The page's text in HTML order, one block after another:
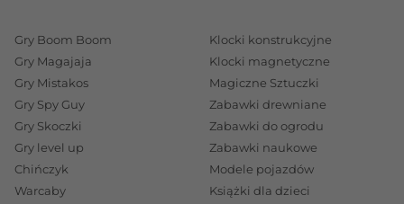
Gry Boom Boom
Gry Magajaja
Gry Mistakos
Gry Spy Guy
Gry Skoczki
Gry level up
Chińczyk
Warcaby
Klocki konstrukcyjne
Klocki magnetyczne
Magiczne Sztuczki
Zabawki drewniane
Zabawki do ogrodu
Zabawki naukowe
Modele pojazdów
Książki dla dzieci